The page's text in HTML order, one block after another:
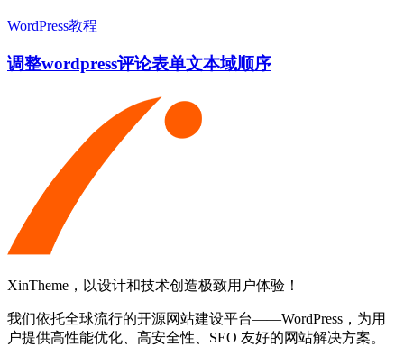
WordPress教程
调整wordpress评论表单文本域顺序
XinTheme，以设计和技术创造极致用户体验！
我们依托全球流行的开源网站建设平台——WordPress，为用
户提供高性能优化、高安全性、SEO 友好的网站解决方案。